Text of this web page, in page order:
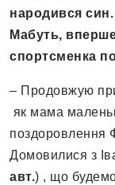
народився
Мабуть,
спортсменка
– Продовжую
як мама
поздоровлення
Домовилися з
авт.) , що